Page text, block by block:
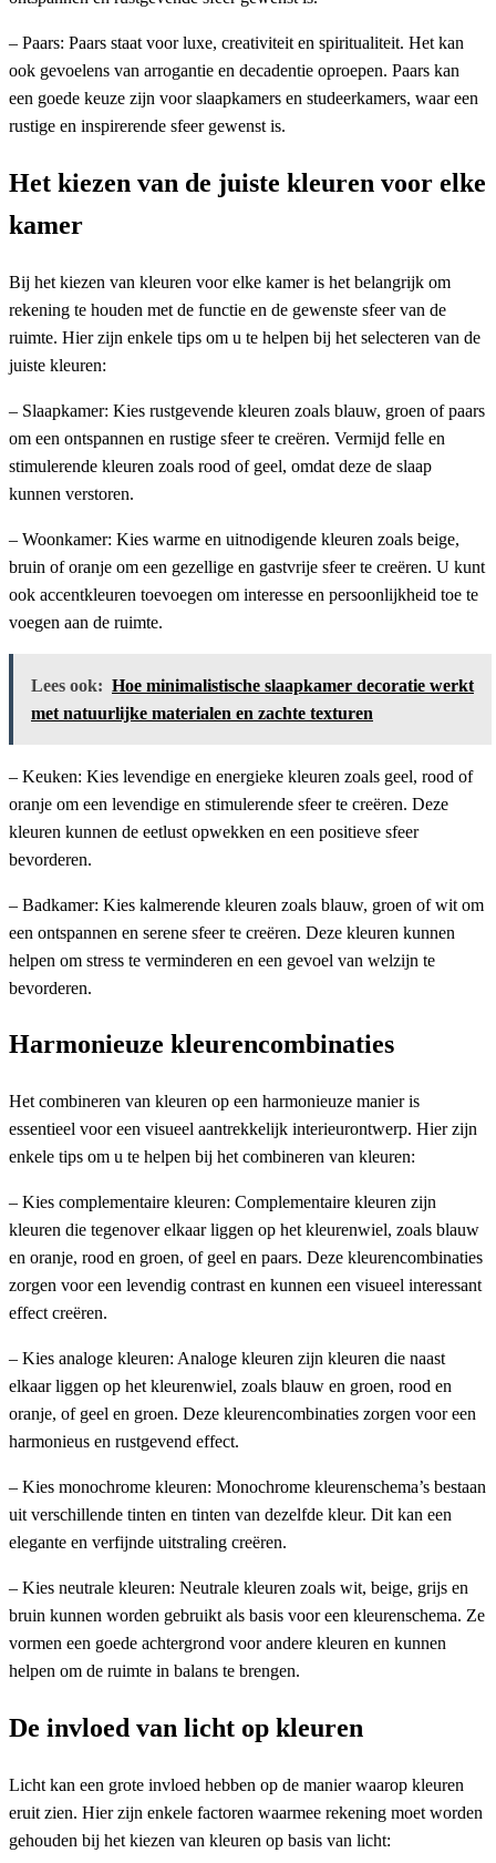
– Paars: Paars staat voor luxe, creativiteit en spiritualiteit. Het kan
ook gevoelens van arrogantie en decadentie oproepen. Paars kan
een goede keuze zijn voor slaapkamers en studeerkamers, waar een
rustige en inspirerende sfeer gewenst is.
Het kiezen van de juiste kleuren voor elke
kamer
Bij het kiezen van kleuren voor elke kamer is het belangrijk om
rekening te houden met de functie en de gewenste sfeer van de
ruimte. Hier zijn enkele tips om u te helpen bij het selecteren van de
juiste kleuren:
– Slaapkamer: Kies rustgevende kleuren zoals blauw, groen of paars
om een ontspannen en rustige sfeer te creëren. Vermijd felle en
stimulerende kleuren zoals rood of geel, omdat deze de slaap
kunnen verstoren.
– Woonkamer: Kies warme en uitnodigende kleuren zoals beige,
bruin of oranje om een gezellige en gastvrije sfeer te creëren. U kunt
ook accentkleuren toevoegen om interesse en persoonlijkheid toe te
voegen aan de ruimte.
Lees ook: Hoe minimalistische slaapkamer decoratie werkt
met natuurlijke materialen en zachte texturen
– Keuken: Kies levendige en energieke kleuren zoals geel, rood of
oranje om een levendige en stimulerende sfeer te creëren. Deze
kleuren kunnen de eetlust opwekken en een positieve sfeer
bevorderen.
– Badkamer: Kies kalmerende kleuren zoals blauw, groen of wit om
een ontspannen en serene sfeer te creëren. Deze kleuren kunnen
helpen om stress te verminderen en een gevoel van welzijn te
bevorderen.
Harmonieuze kleurencombinaties
Het combineren van kleuren op een harmonieuze manier is
essentieel voor een visueel aantrekkelijk interieurontwerp. Hier zijn
enkele tips om u te helpen bij het combineren van kleuren:
– Kies complementaire kleuren: Complementaire kleuren zijn
kleuren die tegenover elkaar liggen op het kleurenwiel, zoals blauw
en oranje, rood en groen, of geel en paars. Deze kleurencombinaties
zorgen voor een levendig contrast en kunnen een visueel interessant
effect creëren.
– Kies analoge kleuren: Analoge kleuren zijn kleuren die naast
elkaar liggen op het kleurenwiel, zoals blauw en groen, rood en
oranje, of geel en groen. Deze kleurencombinaties zorgen voor een
harmonieus en rustgevend effect.
– Kies monochrome kleuren: Monochrome kleurenschema’s bestaan
uit verschillende tinten en tinten van dezelfde kleur. Dit kan een
elegante en verfijnde uitstraling creëren.
– Kies neutrale kleuren: Neutrale kleuren zoals wit, beige, grijs en
bruin kunnen worden gebruikt als basis voor een kleurenschema. Ze
vormen een goede achtergrond voor andere kleuren en kunnen
helpen om de ruimte in balans te brengen.
De invloed van licht op kleuren
Licht kan een grote invloed hebben op de manier waarop kleuren
eruit zien. Hier zijn enkele factoren waarmee rekening moet worden
gehouden bij het kiezen van kleuren op basis van licht: